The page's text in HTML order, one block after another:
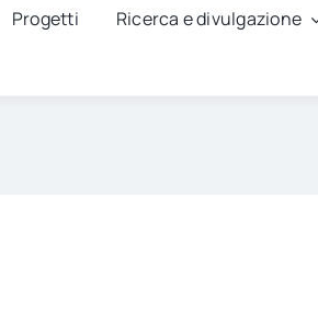
Progetti Ricerca e divulgazione